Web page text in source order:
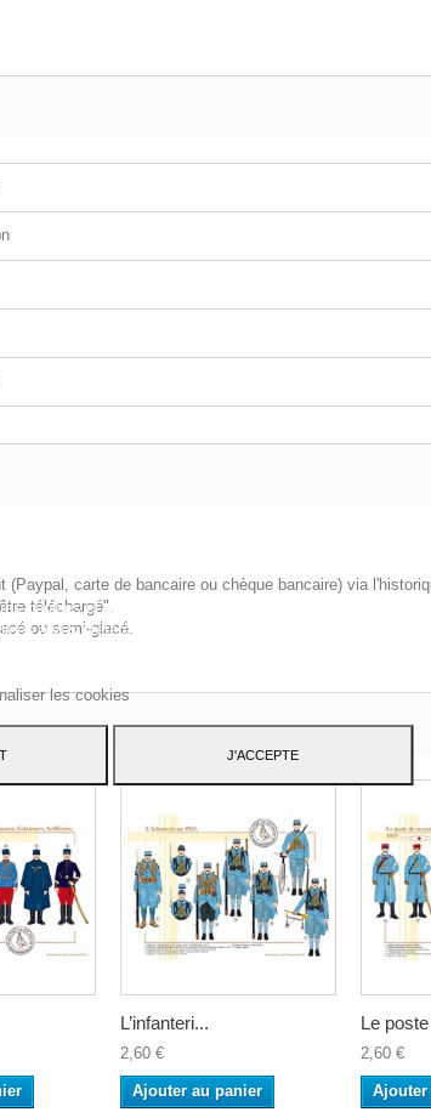
carte de bancaire ou chèque bancaire) via
téléchargé".
ou semi-glacé.
L’infanteri...
2,60 €
Ajouter au panier
Le
2,60 €
Ajouter
cookies et ceux de tiers pour améliorer nos services et
à vos préférences en analysant vos habitudes de
les cookies
J'ACCEPTE